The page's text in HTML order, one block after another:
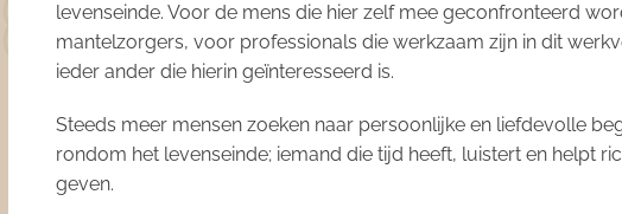
levenseinde. Voor de mens die hier zelf mee geconfronteerd
mantelzorgers, voor professionals die werkzaam zijn in dit
ieder ander die hierin geïnteresseerd is.
Steeds meer mensen zoeken naar persoonlijke en liefdevolle
rondom het levenseinde; iemand die tijd heeft, luistert en helpt
geven.